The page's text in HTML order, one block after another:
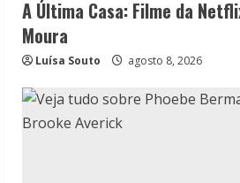
A Última Casa: Filme da
Moura
Luísa Souto agosto 8, 2026